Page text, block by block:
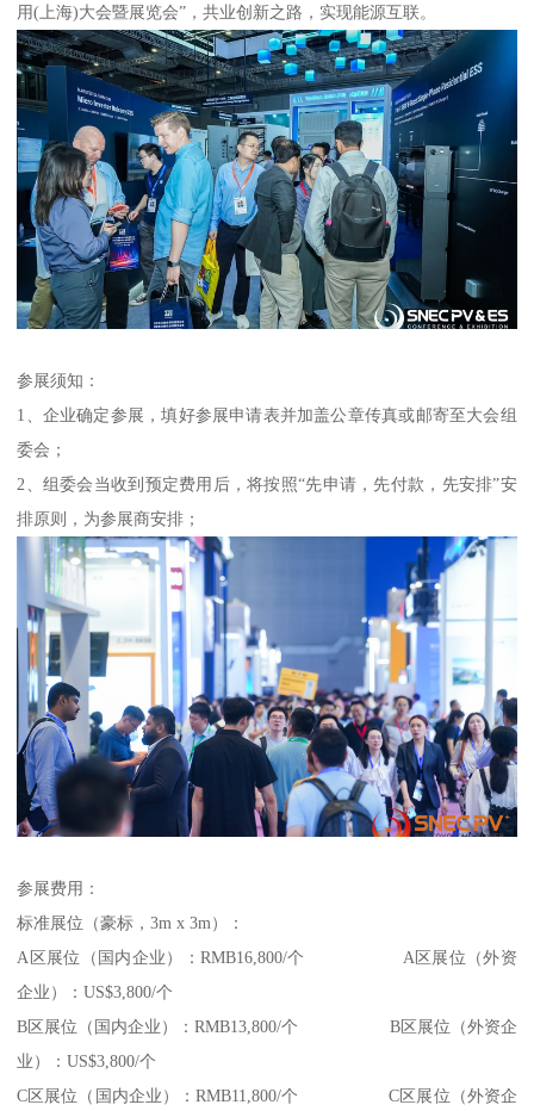
用(上海)大会暨展览会”，共业创新之路，实现能源互联。
参展须知：
1、企业确定参展，填好参展申请表并加盖公章传真或邮寄至大会组
委会；
2、组委会当收到预定费用后，将按照“先申请，先付款，先安排”安
排原则，为参展商安排；
参展费用：
标准展位（豪标，3m x 3m）：
A区展位（国内企业）：RMB16,800/个 A区展位（外资
企业）：US$3,800/个
B区展位（国内企业）：RMB13,800/个 B区展位（外资企
业）：US$3,800/个
C区展位（国内企业）：RMB11,800/个 C区展位（外资企